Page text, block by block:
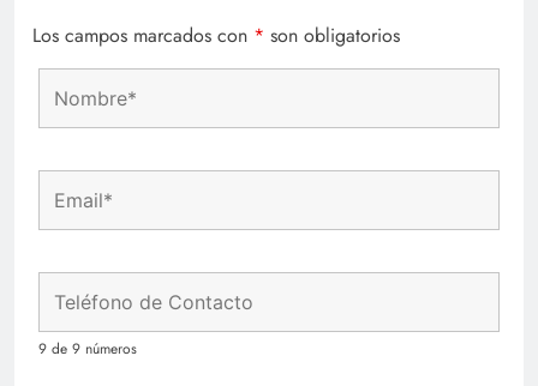
Los campos marcados con * son obligatorios
9 de 9 números